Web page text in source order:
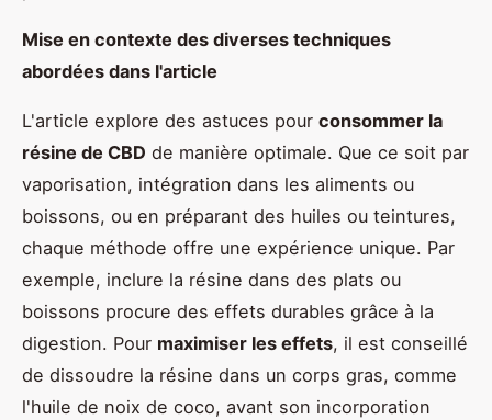
Mise en contexte des diverses techniques
abordées dans l'article
L'article explore des astuces pour consommer la
résine de CBD de manière optimale. Que ce soit par
vaporisation, intégration dans les aliments ou
boissons, ou en préparant des huiles ou teintures,
chaque méthode offre une expérience unique. Par
exemple, inclure la résine dans des plats ou
boissons procure des effets durables grâce à la
digestion. Pour maximiser les effets, il est conseillé
de dissoudre la résine dans un corps gras, comme
l'huile de noix de coco, avant son incorporation